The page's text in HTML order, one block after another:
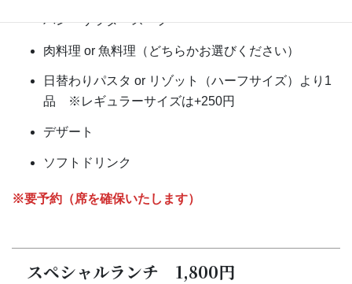
パン・サラダ・スープ
肉料理 or 魚料理（どちらかお選びください）
日替わりパスタ or リゾット（ハーフサイズ）より1
品 ※レギュラーサイズは+250円
デザート
ソフトドリンク
※要予約（席を確保いたします）
スペシャルランチ 1,800円